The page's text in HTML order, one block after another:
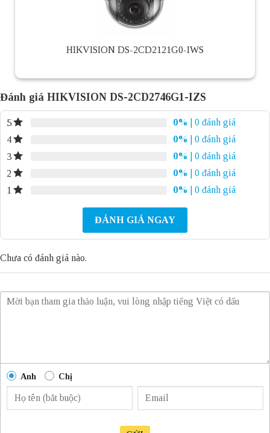
HIKVISION DS-2CD2121G0-IWS
Đánh giá HIKVISION DS-2CD2746G1-IZS
5 0%
| 0 đánh giá
4
0%
| 0 đánh giá
3
0%
| 0 đánh giá
2
0%
| 0 đánh giá
1
0% | 0 đánh giá
ĐÁNH GIÁ NGAY
Chưa có đánh giá nào.
Anh Chị